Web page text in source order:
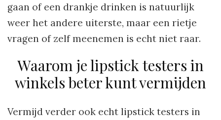
gaan of een drankje drinken is natuurlijk
weer het andere uiterste, maar een rietje
vragen of zelf meenemen is echt niet raar.
Waarom je lipstick testers in
winkels beter kunt vermijden
Vermijd verder ook echt lipstick testers in